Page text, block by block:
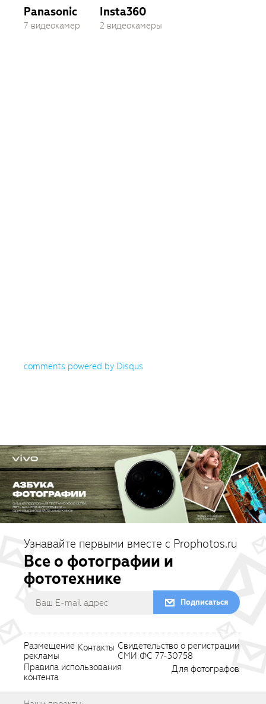
Panasonic
7 видеокамер
Insta360
2 видеокамеры
comments powered by Disqus
Узнавайте первыми вместе с Prophotos.ru
Все о фотографии и
фототехнике
Подписаться
Размещение
рекламы
Контакты Свидетельство о регистрации
СМИ ФС 77-30758
Правила использования
контента
Для фотографов